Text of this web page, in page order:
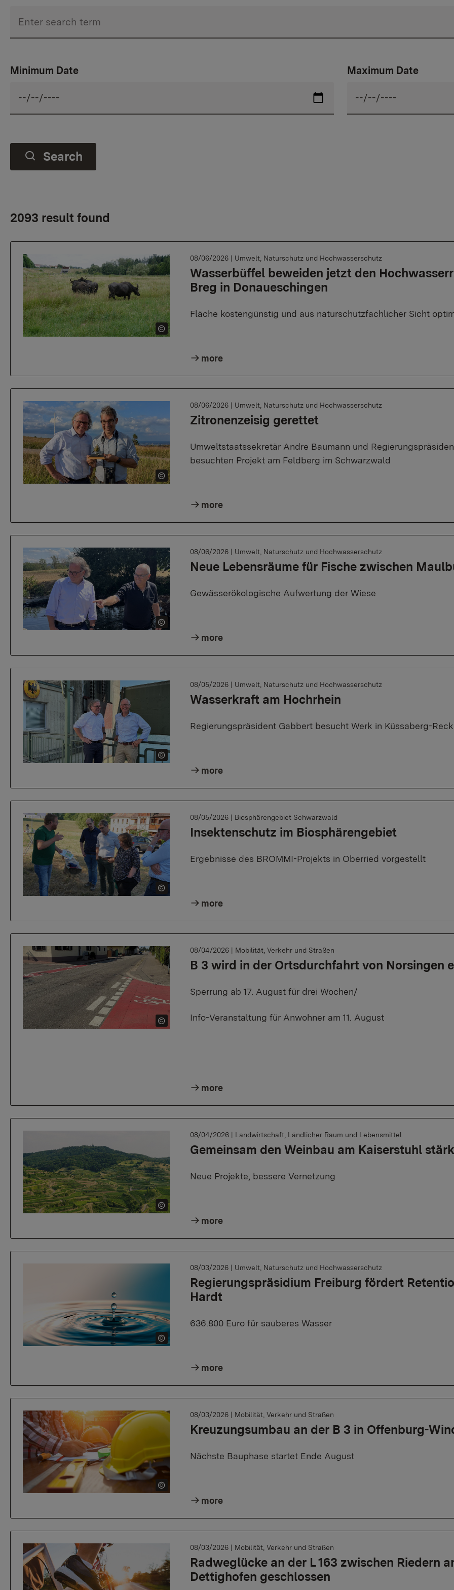
Minimum Date Maximum Date
Search
2093 result found
Wasserbüffel beweiden jetzt den
Breg in Donaueschingen
08/06/2026 | Umwelt, Naturschutz und Hochwasserschutz
Fläche kostengünstig und aus naturschutzfachlicher Sicht
more
Zitronenzeisig gerettet
08/06/2026 | Umwelt, Naturschutz und Hochwasserschutz
Umweltstaatssekretär Andre Baumann und
besuchten Projekt am Feldberg im Schwarzwald
more
Neue Lebensräume für Fische zwischen
08/06/2026 | Umwelt, Naturschutz und Hochwasserschutz
Gewässerökologische Aufwertung der Wiese
more
Wasserkraft am Hochrhein
08/05/2026 | Umwelt, Naturschutz und Hochwasserschutz
Regierungspräsident Gabbert besucht Werk in Küssaberg-
more
Insektenschutz im Biosphärengebiet
08/05/2026 | Biosphärengebiet Schwarzwald
Ergebnisse des BROMMI-Projekts in Oberried vorgestellt
more
B 3 wird in der Ortsdurchfahrt von Norsingen
08/04/2026 | Mobilität, Verkehr und Straßen
Sperrung ab 17. August für drei Wochen/
Info-Veranstaltung für Anwohner am 11. August
more
Gemeinsam den Weinbau am Kaiserstuhl
08/04/2026 | Landwirtschaft, Ländlicher Raum und Lebensmittel
Neue Projekte, bessere Vernetzung
more
Regierungspräsidium Freiburg fördert
Hardt
08/03/2026 | Umwelt, Naturschutz und Hochwasserschutz
636.800 Euro für sauberes Wasser
more
Kreuzungsumbau an der B 3 in Offenburg-
08/03/2026 | Mobilität, Verkehr und Straßen
Nächste Bauphase startet Ende August
more
Radweglücke an der L 163 zwischen Riedern
Dettighofen geschlossen
08/03/2026 | Mobilität, Verkehr und Straßen